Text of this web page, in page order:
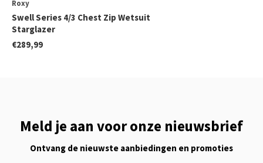
Roxy
Swell Series 4/3 Chest Zip Wetsuit
Starglazer
€289,99
Meld je aan voor onze nieuwsbrief
Ontvang de nieuwste aanbiedingen en promoties